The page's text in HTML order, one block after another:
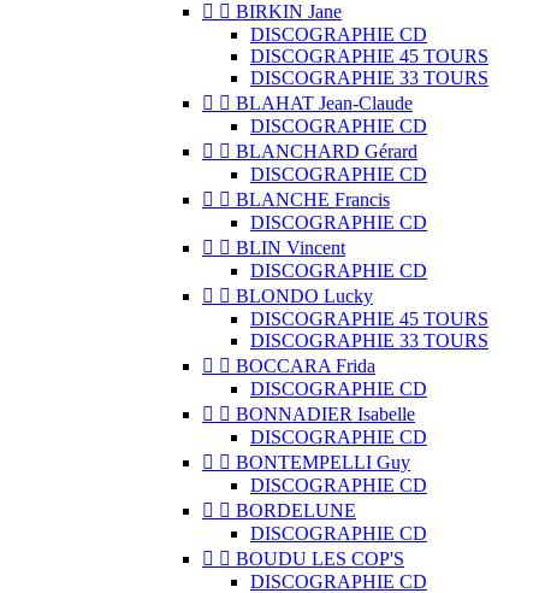
  BIRKIN Jane
DISCOGRAPHIE CD
DISCOGRAPHIE 45 TOURS
DISCOGRAPHIE 33 TOURS
  BLAHAT Jean-Claude
DISCOGRAPHIE CD
  BLANCHARD Gérard
DISCOGRAPHIE CD
  BLANCHE Francis
DISCOGRAPHIE CD
  BLIN Vincent
DISCOGRAPHIE CD
  BLONDO Lucky
DISCOGRAPHIE 45 TOURS
DISCOGRAPHIE 33 TOURS
  BOCCARA Frida
DISCOGRAPHIE CD
  BONNADIER Isabelle
DISCOGRAPHIE CD
  BONTEMPELLI Guy
DISCOGRAPHIE CD
  BORDELUNE
DISCOGRAPHIE CD
  BOUDU LES COP'S
DISCOGRAPHIE CD